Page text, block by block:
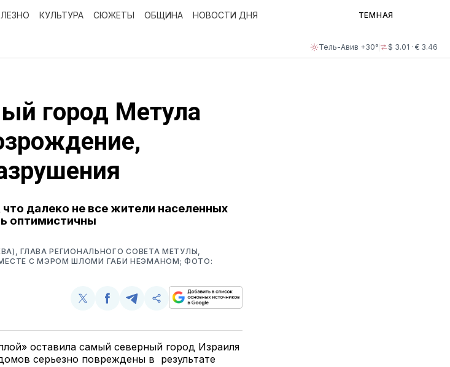
Тель-Авив +30° $ 3.01 · € 3.46
КУЛЬТУРА СЮЖЕТЫ ОБЩИНА НОВОСТИ ДНЯ ТЕМНАЯ
город Метула
далеко не все жители населенных
оптимистичны
ГЛАВА РЕГИОНАЛЬНОГО СОВЕТА МЕТУЛЫ,
С МЭРОМ ШЛОМИ ГАБИ НЕЭМАНОМ; ФОТО:
Поделиться
Twitter
Поделиться
Facebook
Поделиться
Telegram
Скопируйте
поделитесь
ссылкой
оставила самый северный город Израиля
серьезно повреждены в результате